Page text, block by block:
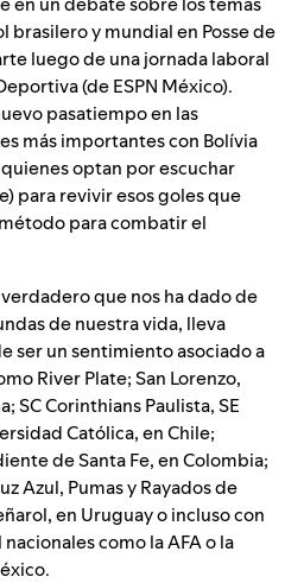
brasilero y mundial en Posse de
luego de una jornada laboral
(de ESPN México).
pasatiempo en las
más importantes con Bolívia
optan por escuchar
para revivir esos goles que
para combatir el
que nos ha dado de
de nuestra vida, lleva
ser un sentimiento asociado a
River Plate;San Lorenzo,
SC Corinthians Paulista,SE
Católica, en Chile;
de Santa Fe, en Colombia;
Azul, PumasyRayados de
, en Uruguay o incluso con
como laAFAo la
.